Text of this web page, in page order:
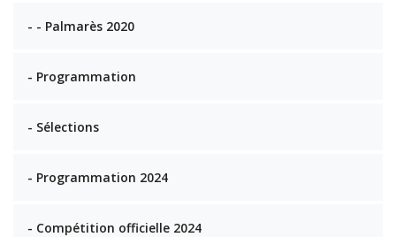
- - Palmarès 2020
- Programmation
- Sélections
- Programmation 2024
- Compétition officielle 2024